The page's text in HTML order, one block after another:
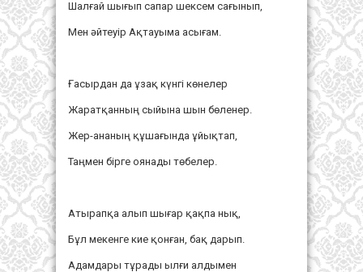
Шалғай шығып сапар шексем сағынып,
Мен әйтеуір Ақтауыма асығам.
Ғасырдан да ұзақ күнгі көнелер
Жаратқанның сыйына шын бөленер.
Жер-ананың құшағында ұйықтап,
Таңмен бірге оянады төбелер.
Атырапқа алып шығар қақпа нық,
Бұл мекенге кие қонған, бақ дарып.
Адамдары тұрады ылғи алдымен